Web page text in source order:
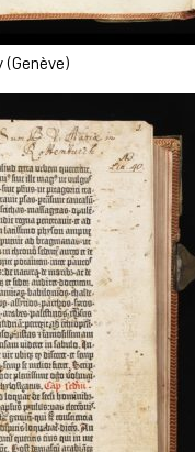
(Genève)